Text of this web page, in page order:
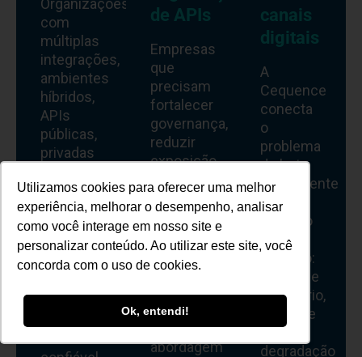
Utilizamos cookies para oferecer uma melhor
experiência, melhorar o desempenho, analisar
como você interage em nosso site e
personalizar conteúdo. Ao utilizar este site, você
concorda com o uso de cookies.
Ok, entendi!
com
múltiplas
integrações,
ambientes
híbridos,
APIs
públicas,
privadas
terceiros
encontram
na
Cequence
uma
mais
de APIs
Empresas
que
precisam
fortalecer
governança,
reduzir
exposição
e criar
uma
visão
contínua
do risco
em APIs
se
beneficiam
da
abordagem
canais
digitais
A
Cequence
conecta
o
problema
de bots
diretamente
ao
impacto
no
negócio:
abuso de
inventário,
perda de
receita,
degradação